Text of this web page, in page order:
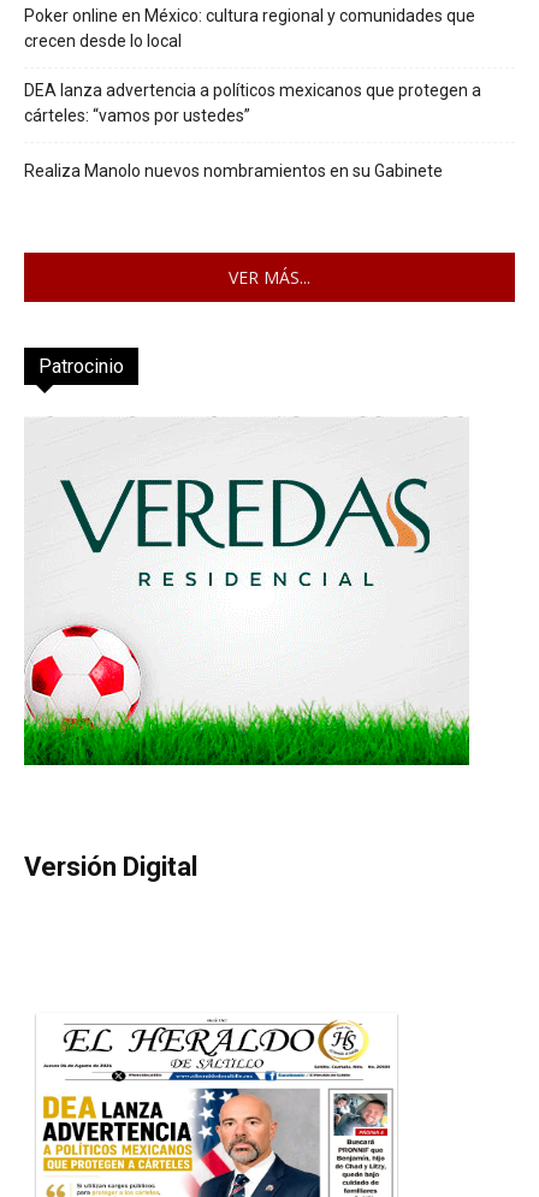
Poker online en México: cultura regional y comunidades que
crecen desde lo local
DEA lanza advertencia a políticos mexicanos que protegen a
cárteles: “vamos por ustedes”
Realiza Manolo nuevos nombramientos en su Gabinete
VER MÁS...
Patrocinio
Versión Digital